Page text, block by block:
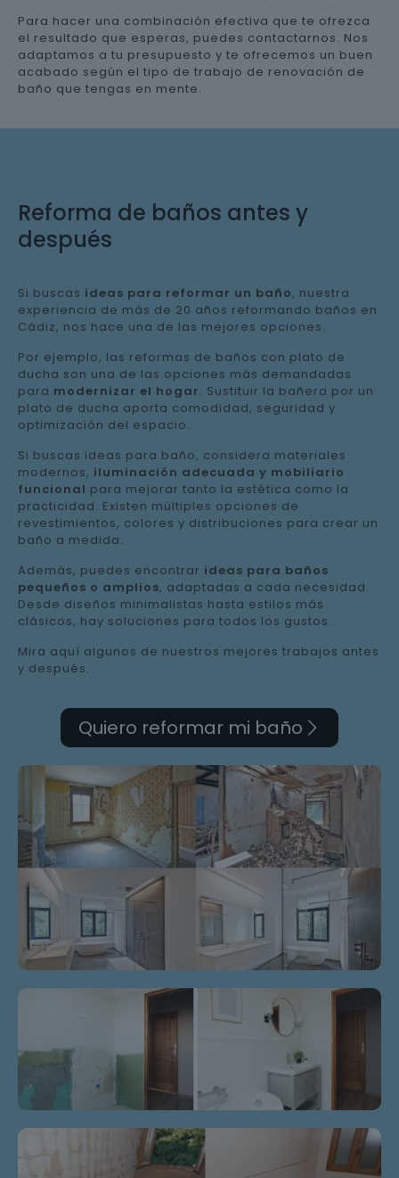
Para hacer una combinación efectiva que te ofrezca
el resultado que esperas, puedes contactarnos. Nos
adaptamos a tu presupuesto y te ofrecemos un buen
acabado según el tipo de trabajo de renovación de
baño que tengas en mente.
Reforma de baños antes y
después
Si buscas ideas para reformar un baño, nuestra
experiencia de más de 20 años reformando baños en
Cádiz, nos hace una de las mejores opciones.
Por ejemplo, las reformas de baños con plato de
ducha son una de las opciones más demandadas
para modernizar el hogar. Sustituir la bañera por un
plato de ducha aporta comodidad, seguridad y
optimización del espacio.
Si buscas ideas para baño, considera materiales
modernos, iluminación adecuada y mobiliario
funcional para mejorar tanto la estética como la
practicidad. Existen múltiples opciones de
revestimientos, colores y distribuciones para crear un
baño a medida.
Además, puedes encontrar ideas para baños
pequeños o amplios, adaptadas a cada necesidad.
Desde diseños minimalistas hasta estilos más
clásicos, hay soluciones para todos los gustos.
Mira aquí algunos de nuestros mejores trabajos antes
y después.
Quiero reformar mi baño